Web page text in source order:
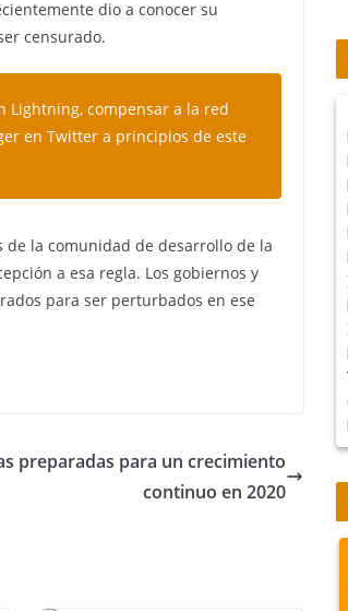
dio a conocer su
censurado.
Lightning, compensar a la red
en Twitter a principios de este
la comunidad de desarrollo de la
a esa regla. Los gobiernos y
para ser perturbados en ese
preparadas para un crecimiento
continuo en 2020